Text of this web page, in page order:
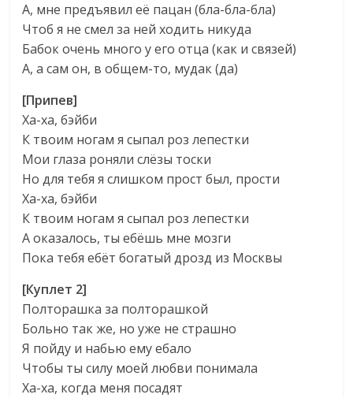
А, мне предъявил её пацан (бла-бла-бла)
Чтоб я не смел за ней ходить никуда
Бабок очень много у его отца (как и связей)
А, а сам он, в общем-то, мудак (да)
[Припев]
Ха-ха, бэйби
К твоим ногам я сыпал роз лепестки
Мои глаза роняли слёзы тоски
Но для тебя я слишком прост был, прости
Ха-ха, бэйби
К твоим ногам я сыпал роз лепестки
А оказалось, ты ебёшь мне мозги
Пока тебя ебёт богатый дрозд из Москвы
[Куплет 2]
Полторашка за полторашкой
Больно так же, но уже не страшно
Я пойду и набью ему ебало
Чтобы ты силу моей любви понимала
Ха-ха, когда меня посадят